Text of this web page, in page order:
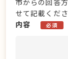
市からの回答
せて記載くだ
内容
必須